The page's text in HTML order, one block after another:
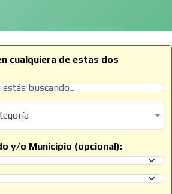
cualquiera de estas dos
y/o Municipio (opcional):